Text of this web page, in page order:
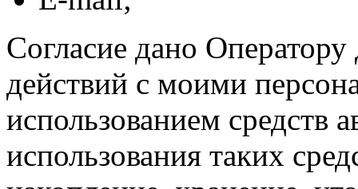
Согласие дано
действий с моими
использованием средств
использования таких